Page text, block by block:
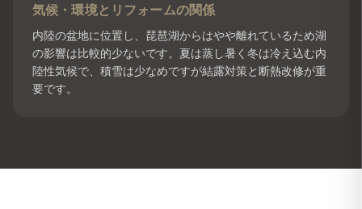
気候・環境とリフォームの関係
内陸の盆地に位置し、琵琶湖からはやや離れているため湖
の影響は比較的少ないです。夏は蒸し暑く冬は冷え込む内
陸性気候で、積雪は少なめですが結露対策と断熱改修が重
要です。